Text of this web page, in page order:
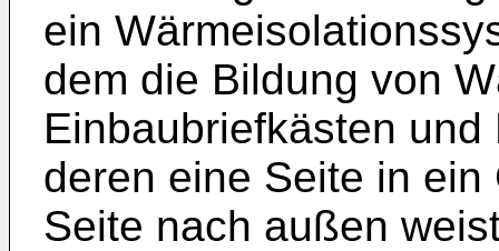
ein
dem die Bildung von
Einbaubriefkästen
deren eine Seite in
Seite nach außen